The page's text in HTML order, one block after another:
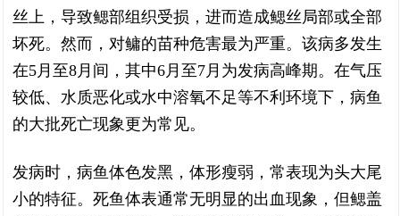
丝上，导致鳃部组织受损，进而造成鳃丝局部或全部
坏死。然而，对鳙的苗种危害最为严重。该病多发生
在5月至8月间，其中6月至7月为发病高峰期。在气压
较低、水质恶化或水中溶氧不足等不利环境下，病鱼
的大批死亡现象更为常见。
发病时，病鱼体色发黑，体形瘦弱，常表现为头大尾
小的特征。死鱼体表通常无明显的出血现象，但鳃盖